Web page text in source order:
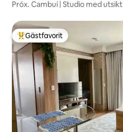
Próx. Cambuí | Studio med
Populär gästfavorit
Gästfavorit